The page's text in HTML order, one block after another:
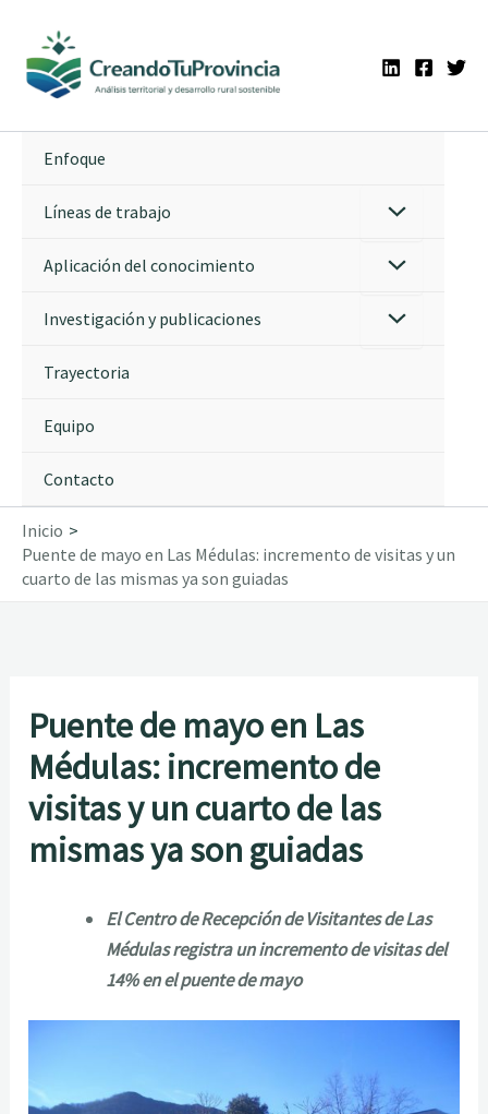
contenido
Enfoque
Líneas de trabajo
Aplicación del conocimiento
Investigación y publicaciones
Trayectoria
Equipo
Contacto
Inicio
Puente de mayo en Las Médulas: incremento de visitas y un
cuarto de las mismas ya son guiadas
Puente de mayo en Las
Médulas: incremento de
visitas y un cuarto de las
mismas ya son guiadas
El Centro de Recepción de Visitantes de Las
Médulas registra un incremento de visitas del
14% en el puente de mayo